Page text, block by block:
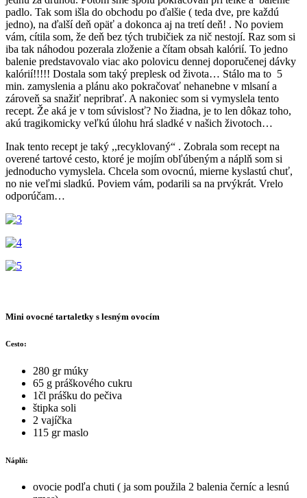
padlo. Tak som išla do obchodu po ďalšie ( teda dve, pre každú
jedno), na ďalší deň opäť a dokonca aj na tretí deň! . No poviem
vám, cítila som, že deň bez tých trubičiek za nič nestojí. Raz som si
iba tak náhodou pozerala zloženie a čítam obsah kalórií. To jedno
balenie predstavovalo viac ako polovicu dennej doporučenej dávky
kalórií!!!!! Dostala som taký preplesk od života… Stálo ma to 5
min. zamyslenia a plánu ako pokračovať nehanebne v mlsaní a
zároveň sa snažiť nepribrať. A nakoniec som si vymyslela tento
recept. Že aká je v tom súvislosť? No žiadna, je to len dôkaz toho,
akú tragikomicky veľkú úlohu hrá sladké v našich životoch…
Inak tento recept je taký ,,recyklovaný“ . Zobrala som recept na
overené tartové cesto, ktoré je mojím obľúbeným a náplň som si
jednoducho vymyslela. Chcela som ovocnú, mierne kyslastú chuť,
no nie veľmi sladkú. Poviem vám, podarili sa na prvýkrát. Vrelo
odporúčam…
Mini ovocné tartaletky s lesným ovocím
Cesto:
280 gr múky
65 g práškového cukru
1čl prášku do pečiva
štipka soli
2 vajíčka
115 gr maslo
Náplň:
ovocie podľa chuti ( ja som použila 2 balenia černíc a lesnú